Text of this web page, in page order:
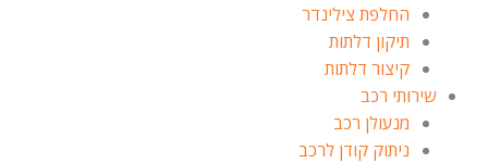
החלפת צילינדר
תיקון דלתות
קיצור דלתות
שירותי רכב
מנעולן רכב
ניתוק קודן לרכב